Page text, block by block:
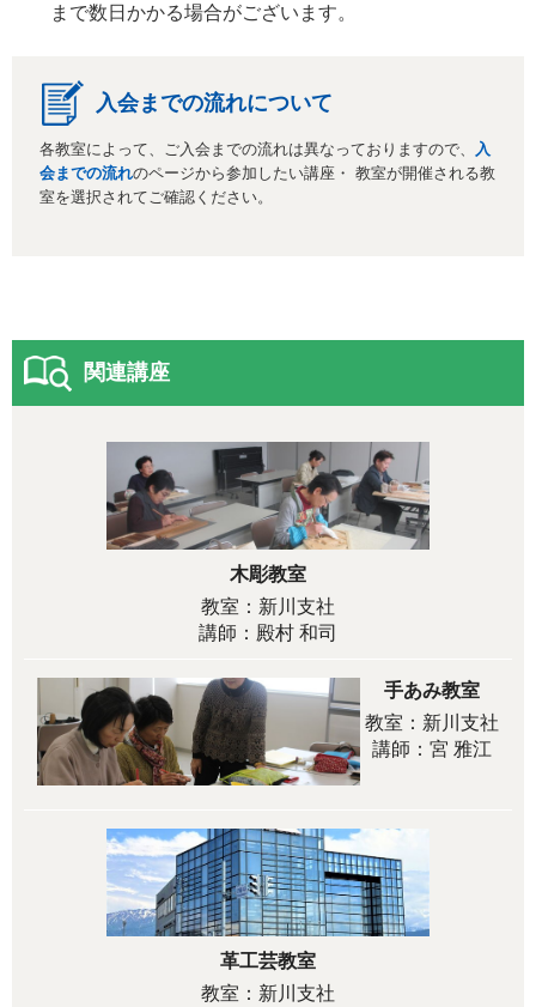
関連講座
木彫教室
教室：新川支社
講師：殿村 和司
手あみ教室
教室：新川支社
講師：宮 雅江
革工芸教室
教室：新川支社
まで数日かかる場合がございます。
入会までの流れについて
各教室によって、ご入会までの流れは異なっておりますので、
入
会までの流れのページから参加したい講座・ 教室が開催される教
室を選択されてご確認ください。